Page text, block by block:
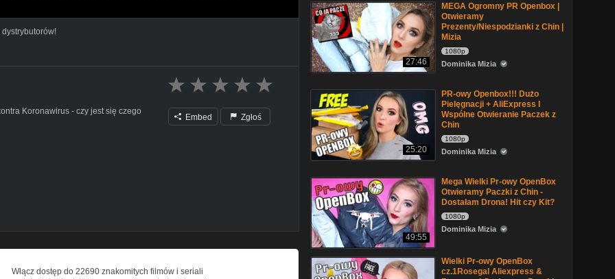
Koronawirus - czy jest się czego
Embed Zgłoś
Włącz dostęp do 22690 znakomitych filmów i seriali
27:46
MEGA Ogromny PR Openbox |
Otwieramy
Prezenty/Niespodzianki z Chin |
Mizia
1080p
Dominika Mizia
25:20
PR-owy Openbox!!! Dużo
Pielęgnacji + AliExpress I
Wspólne Otwieranie Paczek z
Chin
1080p
Dominika Mizia
49:55
Mega Wielki Pr-owy OpenBox
Otwieramy Paczki z Chin -
Dostałam Drona! Hit czy Kit?
1080p
Dominika Mizia
Wielki Pr-owy OpenBox
cz.1Rosegal Aliexpress &